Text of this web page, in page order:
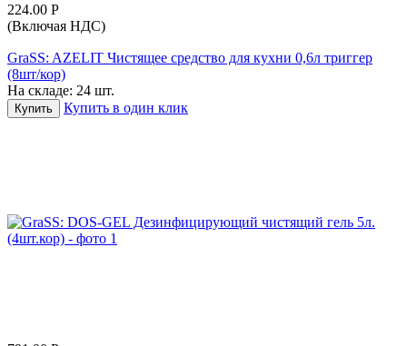
224.00 Р
(Включая НДС)
GraSS: AZELIT Чистящее средство для кухни 0,6л триггер
(8шт/кор)
На складе: 24 шт.
Купить Купить в один клик